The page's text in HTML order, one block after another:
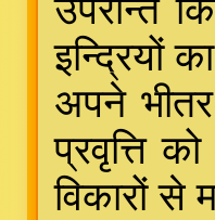
उपरान्त
इन्द्रियों
अपने
प्रवृत्ति
विकारों से